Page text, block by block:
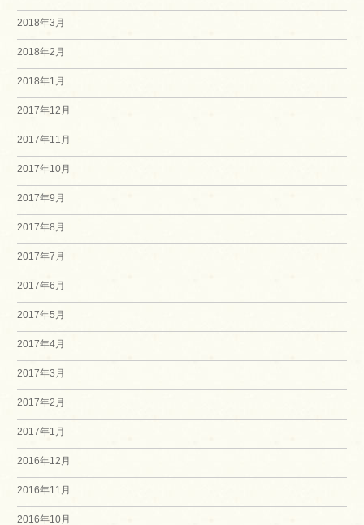
2018年3月
2018年2月
2018年1月
2017年12月
2017年11月
2017年10月
2017年9月
2017年8月
2017年7月
2017年6月
2017年5月
2017年4月
2017年3月
2017年2月
2017年1月
2016年12月
2016年11月
2016年10月